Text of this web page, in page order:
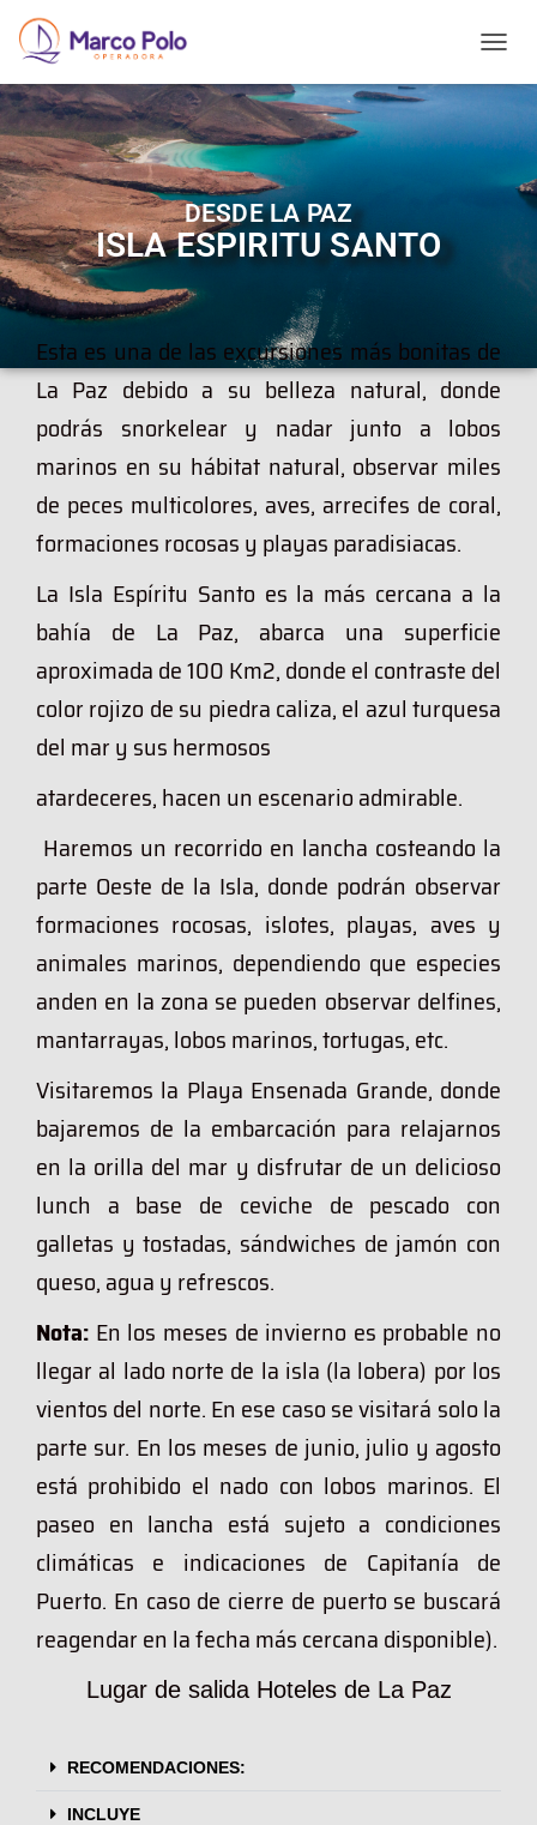
O
G
L
I
N
DESDE LA PAZ
ISLA ESPIRITU SANTO
Esta es una de las excursiones más bonitas de
La Paz debido a su belleza natural, donde
podrás snorkelear y nadar junto a lobos
marinos en su hábitat natural, observar miles
de peces multicolores, aves, arrecifes de coral,
formaciones rocosas y playas paradisiacas.
La Isla Espíritu Santo es la más cercana a la
bahía de La Paz, abarca una superficie
aproximada de 100 Km2, donde el contraste del
color rojizo de su piedra caliza, el azul turquesa
del mar y sus hermosos
atardeceres, hacen un escenario admirable.
Haremos un recorrido en lancha costeando la
parte Oeste de la Isla, donde podrán observar
formaciones rocosas, islotes, playas, aves y
animales marinos, dependiendo que especies
anden en la zona se pueden observar delfines,
mantarrayas, lobos marinos, tortugas, etc.
Visitaremos la Playa Ensenada Grande, donde
bajaremos de la embarcación para relajarnos
en la orilla del mar y disfrutar de un delicioso
lunch a base de ceviche de pescado con
galletas y tostadas, sándwiches de jamón con
queso, agua y refrescos.
Nota: En los meses de invierno es probable no
llegar al lado norte de la isla (la lobera) por los
vientos del norte. En ese caso se visitará solo la
parte sur. En los meses de junio, julio y agosto
está prohibido el nado con lobos marinos. El
paseo en lancha está sujeto a condiciones
climáticas e indicaciones de Capitanía de
Puerto. En caso de cierre de puerto se buscará
reagendar en la fecha más cercana disponible).
Lugar de salida Hoteles de La Paz
RECOMENDACIONES:
INCLUYE